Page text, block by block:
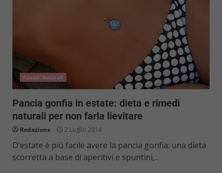
Rimedi Naturali
Pancia gonfia in estate: dieta e rimedi
naturali per non farla lievitare
Redazione 2 Luglio 2014
D’estate è più facile avere la pancia gonfia: una dieta
scorretta a base di aperitivi e spuntini,...